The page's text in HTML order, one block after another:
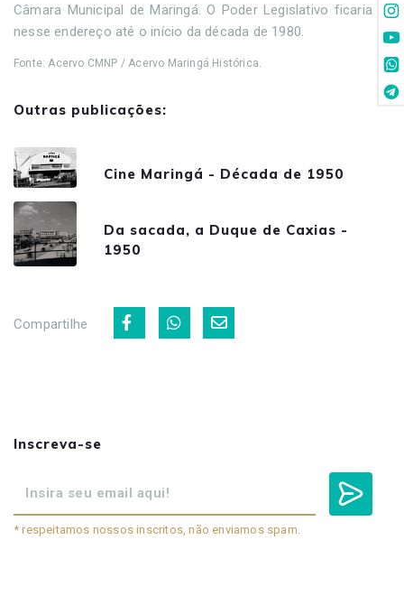
Câmara Municipal de Maringá. O Poder Legislativo ficaria
nesse endereço até o início da década de 1980.
Fonte: Acervo CMNP / Acervo Maringá Histórica.
Outras publicações:
Cine Maringá - Década de 1950
Da sacada, a Duque de Caxias -
1950
Compartilhe
Inscreva-se
* respeitamos nossos inscritos, não enviamos spam.